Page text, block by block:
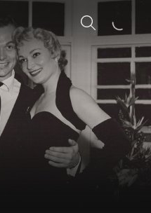
Sök